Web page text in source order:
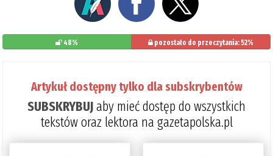
48% pozostało do przeczytania: 52%
Artykuł dostępny tylko dla subskrybentów
SUBSKRYBUJaby mieć dostęp do wszystkich
tekstów oraz lektora na gazetapolska.pl